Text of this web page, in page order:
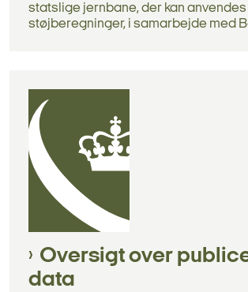
statslige jernbane, der kan anvendes
støjberegninger, i samarbejde med
Oversigt over
data